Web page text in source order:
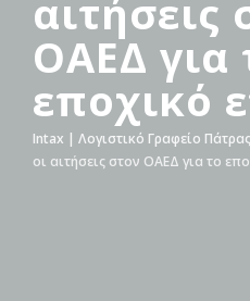
αιτήσεις
ΟΑΕΔ για
εποχικό
Intax | Λογιστικό Γραφείο Πάτρας
οι αιτήσεις στον ΟΑΕΔ για το